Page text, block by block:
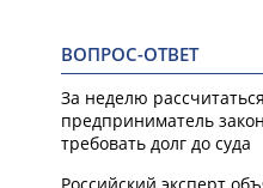
ВОПРОС-ОТВЕТ
За неделю
предприниматель
требовать долг до суда